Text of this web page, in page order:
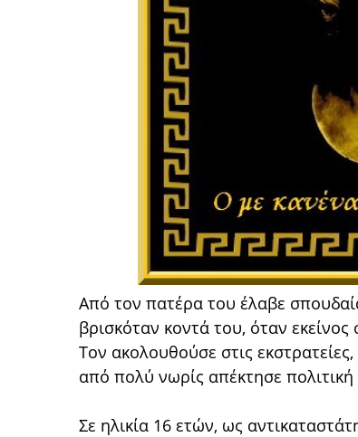
Από τον πατέρα του έλαβε
βρισκόταν κοντά του, όταν
Τον ακολουθούσε στις
από πολύ νωρίς απέκτησε
Σε ηλικία 16 ετών, ως